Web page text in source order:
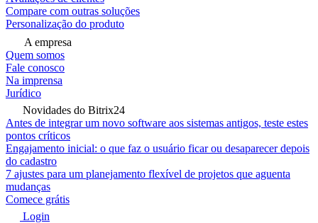
Compare com outras soluções
Personalização do produto
A empresa
Quem somos
Fale conosco
Na imprensa
Jurídico
Novidades do Bitrix24
Antes de integrar um novo software aos sistemas antigos, teste estes
pontos críticos
Engajamento inicial: o que faz o usuário ficar ou desaparecer depois
do cadastro
7 ajustes para um planejamento flexível de projetos que aguenta
mudanças
Comece grátis
Login